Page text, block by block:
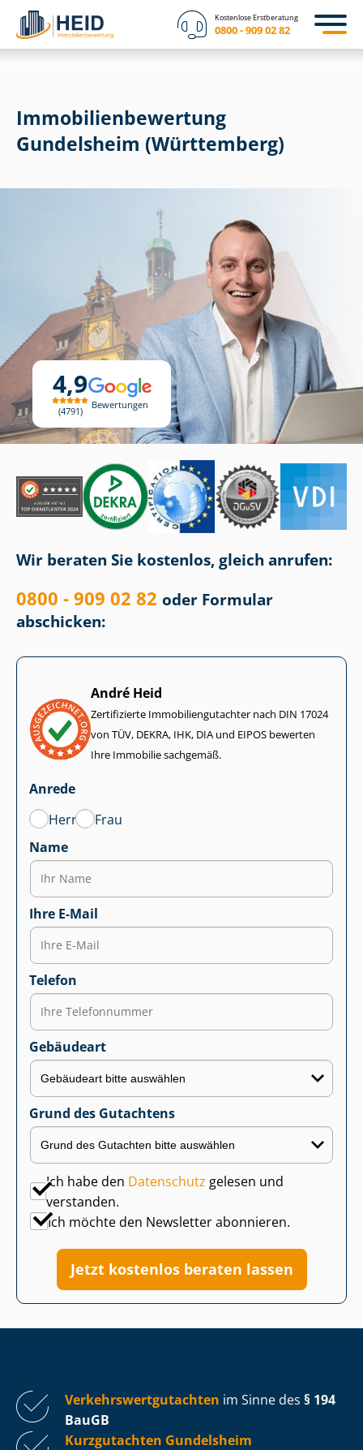
Kostenlose Erstberatung
0800 - 909 02 82
4,9
4791
Bewertungen
Immobilien­bewertung
Gundelsheim (Württemberg)
Wir beraten Sie kostenlos, gleich anrufen:
0800 - 909 02 82 oder Formular
abschicken:
André Heid
Zertifizierte Im­mo­bi­li­en­gut­ach­ter nach DIN 17024
von TÜV, DEKRA, IHK, DIA und EIPOS bewerten
Ihre Immobilie sachgemäß.
Anrede
Herr
Frau
Name
Ihre E-Mail
Telefon
Gebäudeart
Grund des Gutachtens
Ich habe den Datenschutz gelesen und
verstanden.
Ich möchte den Newsletter abonnieren.
Jetzt kostenlos beraten lassen
Ver­kehrs­wert­gut­ach­ten im Sinne des § 194
BauGB
Kurzgutachten Gundelsheim